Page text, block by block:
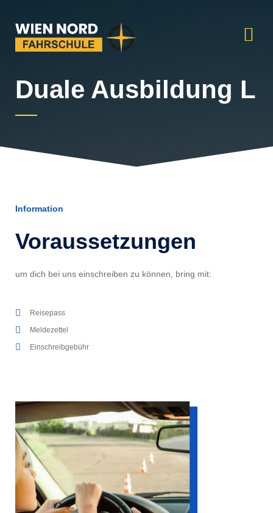
Duale Ausbildung L
Information
Voraussetzungen
um dich bei uns einschreiben zu können, bring mit:
Reisepass
Meldezettel
Einschreibgebühr